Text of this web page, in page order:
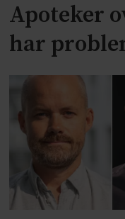
Apoteker
har